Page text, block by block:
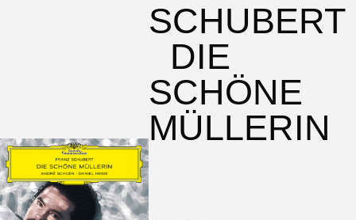
SCHUBERT
DIE
SCHÖNE
MÜLLERIN